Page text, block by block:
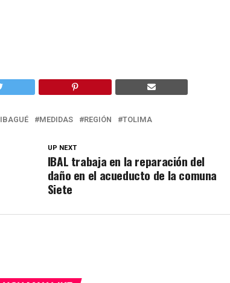
IBAGUÉ MEDIDAS REGIÓN TOLIMA
UP NEXT
IBAL trabaja en la reparación del
daño en el acueducto de la comuna
Siete